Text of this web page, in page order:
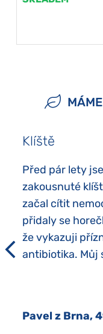
Klíště
Před pár lety
zakousnuté
začal cítit
přidaly se
že vykazuji
antibiotika. Můj
Pavel z Brna,